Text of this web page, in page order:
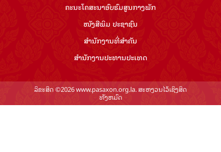
ຄະນະໂຄສະນາອົບຮົມ​ສູນ​ກາງ​ພັກ
ໜັງສືພິມ ປະ​ຊາ​ຊົນ
ສຳ​ນັກ​ງານ​ທີ່​ສຳ​ຄັນ
ສຳ​ນັກ​ງານ​ປະ​ທານ​ປະ​ເທດ
ລິຂະສິດ ©2026 www.pasaxon.org.la. ສະຫງວນໄວ້ເຊິງສິດ
ທັງຫມົດ